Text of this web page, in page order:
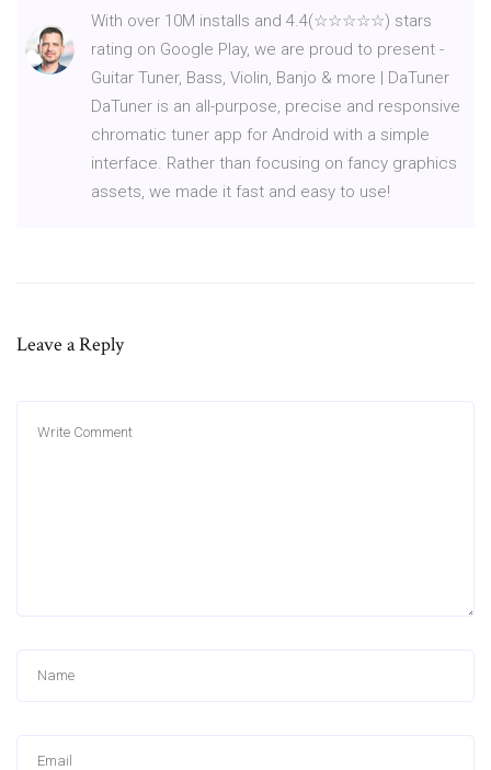
With over 10M installs and 4.4(☆☆☆☆☆) stars
rating on Google Play, we are proud to present -
Guitar Tuner, Bass, Violin, Banjo & more | DaTuner
DaTuner is an all-purpose, precise and responsive
chromatic tuner app for Android with a simple
interface. Rather than focusing on fancy graphics
assets, we made it fast and easy to use!
Leave a Reply